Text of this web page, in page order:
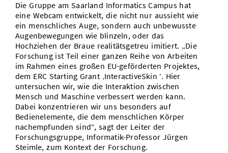
Die Gruppe am Saarland Informatics Campus hat
eine Webcam entwickelt, die nicht nur aussieht wie
ein menschliches Auge, sondern auch unbewusste
Augenbewegungen wie blinzeln, oder das
Hochziehen der Braue realitätsgetreu imitiert. „Die
Forschung ist Teil einer ganzen Reihe von Arbeiten
im Rahmen eines großen EU-geförderten Projektes,
dem ERC Starting Grant ‚InteractiveSkin ‘. Hier
untersuchen wir, wie die Interaktion zwischen
Mensch und Maschine verbessert werden kann.
Dabei konzentrieren wir uns besonders auf
Bedienelemente, die dem menschlichen Körper
nachempfunden sind“, sagt der Leiter der
Forschungsgruppe, Informatik-Professor Jürgen
Steimle, zum Kontext der Forschung.